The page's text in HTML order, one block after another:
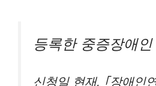
등록한 중증장애인
신청일 현재, ｢장애인